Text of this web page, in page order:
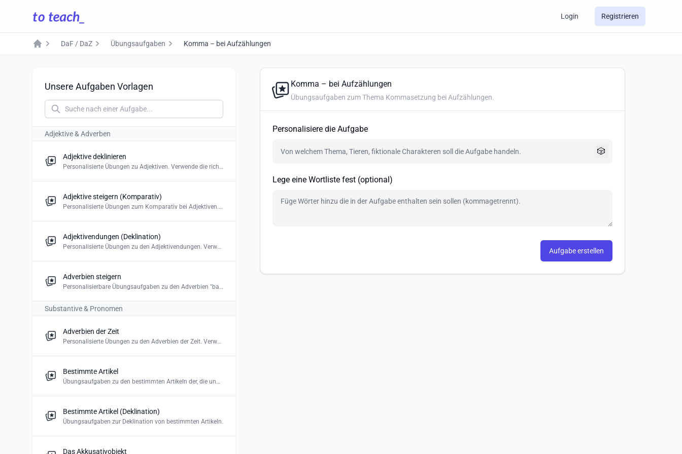
Login Registrieren
Home
DaF / DaZ Übungsaufgaben Komma – bei Aufzählungen
Komma – bei Aufzählungen
Übungsaufgaben zum Thema Kommasetzung bei Aufzählungen.
Personalisiere die Aufgabe
🎲
Lege eine Wortliste fest (optional)
Aufgabe erstellen
Unsere Aufgaben Vorlagen
Adjektive & Adverben
Adjektive deklinieren
Personalisierte Übungen zu Adjektiven. Verwende die richtige Form. Erstelle ein Multiple-Choice-Quiz oder Drag and Drop.
Adjektive steigern (Komparativ)
Personalisierte Übungen zum Komparativ bei Adjektiven. Verwende die richtige Form. Erstelle ein Multiple-Choice-Quiz oder Lückentext.
Adjektivendungen (Deklination)
Personalisierte Übungen zu den Adjektivendungen. Verwende die richtige Endung (Deklination). Erstelle ein Multiple-Choice-Quiz, Lückentext oder Drag and Drop.
Adverbien steigern
Personalisierbare Übungsaufgaben zu den Adverbien "bald", "gern", "oft", "sehr" im Komparativ und Superlativ.
Substantive & Pronomen
Adverbien der Zeit
Personalisierte Übungen zu den Adverbien der Zeit. Verwende die richtige Form. Erstelle ein Multiple-Choice-Quiz.
Bestimmte Artikel
Übungsaufgaben zu den bestimmten Artikeln der, die und das.
Bestimmte Artikel (Deklination)
Übungsaufgaben zur Deklination von bestimmten Artikeln.
Das Akkusativobjekt